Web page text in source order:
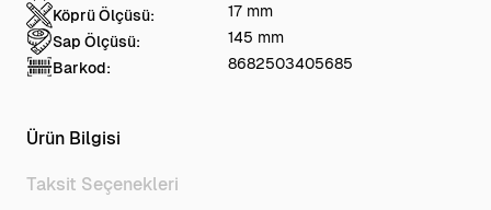
Köprü Ölçüsü:
17 mm
Sap Ölçüsü:
145 mm
Barkod:
8682503405685
Ürün Bilgisi
Taksit Seçenekleri